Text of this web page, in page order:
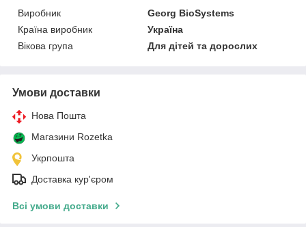
Виробник
Georg BioSystems
Країна виробник
Україна
Вікова група
Для дітей та дорослих
Умови доставки
Нова Пошта
Магазини Rozetka
Укрпошта
Доставка кур'єром
Всі умови доставки